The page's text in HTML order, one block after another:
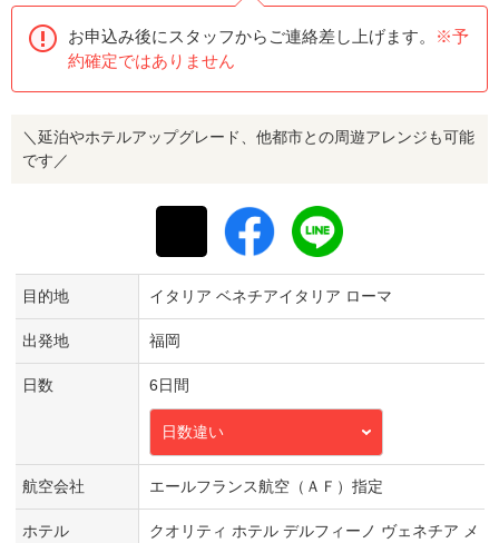
お申込み後にスタッフからご連絡差し上げます。
※予
約確定ではありません
＼延泊やホテルアップグレード、他都市との周遊アレンジも可能
です／
目的地 イタリア ベネチアイタリア ローマ
出発地 福岡
日数 6日間
日数違い
航空会社 エールフランス航空（ＡＦ）指定
ホテル
クオリティ ホテル デルフィーノ ヴェネチア メ